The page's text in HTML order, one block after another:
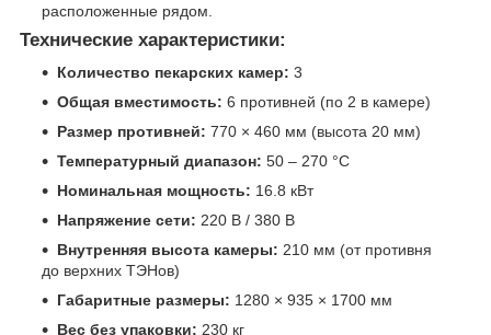
расположенные рядом.
Технические характеристики:
Количество пекарских камер: 3
Общая вместимость: 6 противней (по 2 в камере)
Размер противней: 770 × 460 мм (высота 20 мм)
Температурный диапазон: 50 – 270 °C
Номинальная мощность: 16.8 кВт
Напряжение сети: 220 В / 380 В
Внутренняя высота камеры: 210 мм (от противня
до верхних ТЭНов)
Габаритные размеры: 1280 × 935 × 1700 мм
Вес без упаковки: 230 кг